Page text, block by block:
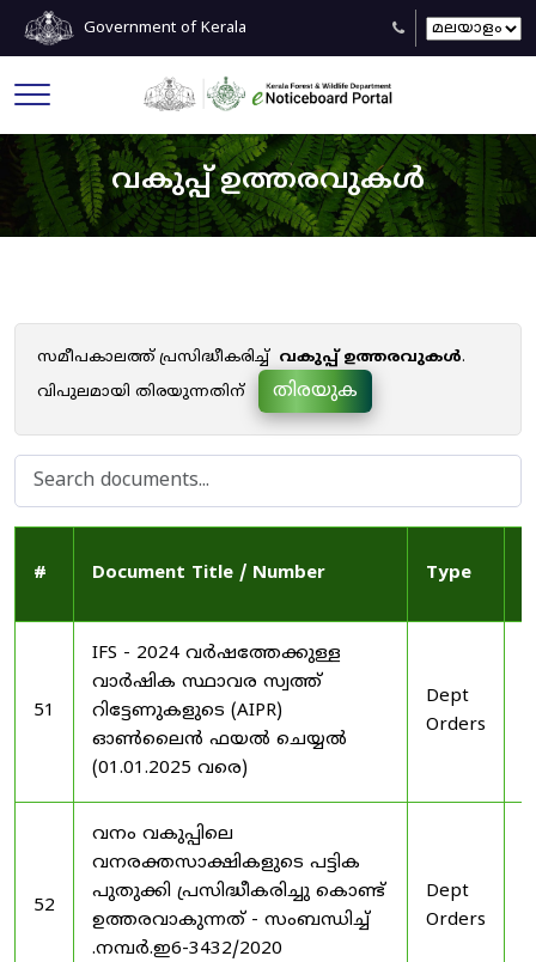
Government of Kerala
വകുപ്പ് ഉത്തരവുകൾ
സമീപകാലത്ത് പ്രസിദ്ധീകരിച്ച് വകുപ്പ് ഉത്തരവുകൾ.
വിപുലമായി തിരയുന്നതിന്
തിരയുക
# Document Title / Number Type
51
IFS - 2024 വർഷത്തേക്കുള്ള
വാർഷിക സ്ഥാവര സ്വത്ത്
റിട്ടേണുകളുടെ (AIPR)
ഓൺലൈൻ ഫയൽ ചെയ്യൽ
(01.01.2025 വരെ)
Dept
Orders
52
വനം വകുപ്പിലെ
വനരക്തസാക്ഷികളുടെ പട്ടിക
പുതുക്കി പ്രസിദ്ധീകരിച്ചു കൊണ്ട്
ഉത്തരവാകുന്നത് - സംബന്ധിച്ച്
.നമ്പർ.ഇ6-3432/2020
Dept
Orders